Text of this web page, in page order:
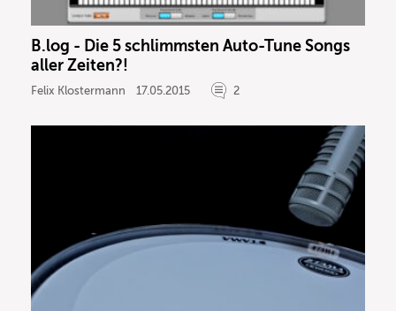
B.log - Die 5 schlimmsten Auto-Tune Songs
aller Zeiten?!
Felix Klostermann 17.05.2015 2